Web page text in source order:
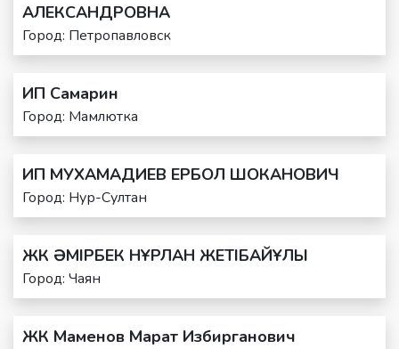
АЛЕКСАНДРОВНА
Город: Петропавловск
ИП Самарин
Город: Мамлютка
ИП МУХАМАДИЕВ ЕРБОЛ ШОКАНОВИЧ
Город: Нур-Султан
ЖК ӘМІРБЕК НҰРЛАН ЖЕТІБАЙҰЛЫ
Город: Чаян
ЖК Маменов Марат Избирганович